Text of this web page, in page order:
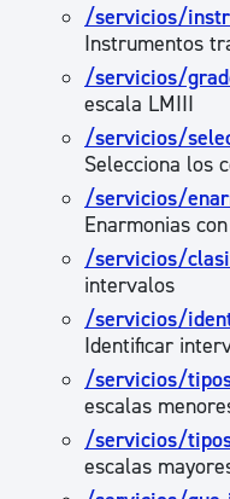
/servicios/
Instrumentos
/servicios/
escala LMIII
/servicios/
Selecciona los
/servicios/
Enarmonias
/servicios/
intervalos
/servicios/
Identificar
/servicios/
escalas
/servicios/
escalas